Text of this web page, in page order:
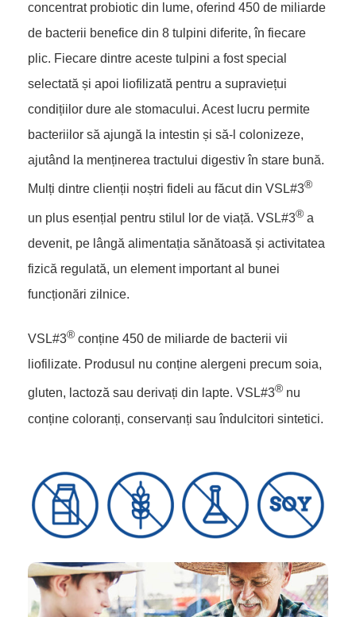
concentrat probiotic din lume, oferind 450 de miliarde
de bacterii benefice din 8 tulpini diferite, în fiecare
plic. Fiecare dintre aceste tulpini a fost special
selectată și apoi liofilizată pentru a supraviețui
condițiilor dure ale stomacului. Acest lucru permite
bacteriilor să ajungă la intestin și să-l colonizeze,
ajutând la menținerea tractului digestiv în stare bună.
Mulți dintre clienții noștri fideli au făcut din VSL#3®
un plus esențial pentru stilul lor de viață. VSL#3® a
devenit, pe lângă alimentația sănătoasă și activitatea
fizică regulată, un element important al bunei
funcționări zilnice.
VSL#3® conține 450 de miliarde de bacterii vii
liofilizate. Produsul nu conține alergeni precum soia,
gluten, lactoză sau derivați din lapte. VSL#3® nu
conține coloranți, conservanți sau îndulcitori sintetici.